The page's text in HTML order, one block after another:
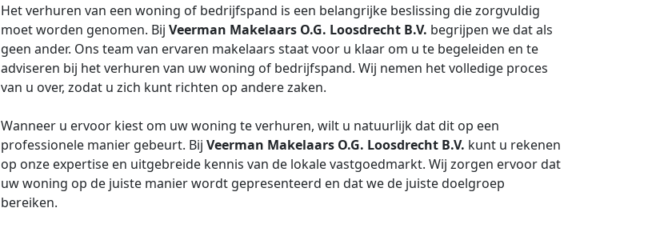
Het verhuren van een woning of bedrijfspand is een belangrijke beslissing die zorgvuldig
moet worden genomen. Bij Veerman Makelaars O.G. Loosdrecht B.V. begrijpen we dat als
geen ander. Ons team van ervaren makelaars staat voor u klaar om u te begeleiden en te
adviseren bij het verhuren van uw woning of bedrijfspand. Wij nemen het volledige proces
van u over, zodat u zich kunt richten op andere zaken.
Wanneer u ervoor kiest om uw woning te verhuren, wilt u natuurlijk dat dit op een
professionele manier gebeurt. Bij Veerman Makelaars O.G. Loosdrecht B.V. kunt u rekenen
op onze expertise en uitgebreide kennis van de lokale vastgoedmarkt. Wij zorgen ervoor dat
uw woning op de juiste manier wordt gepresenteerd en dat we de juiste doelgroep
bereiken.